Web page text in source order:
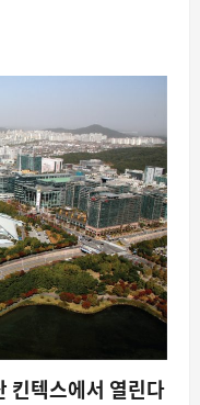
킨텍스에서 열린다